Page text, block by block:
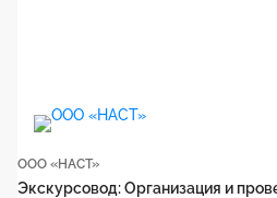
ООО «НАСТ»
Экскурсовод: Организация и